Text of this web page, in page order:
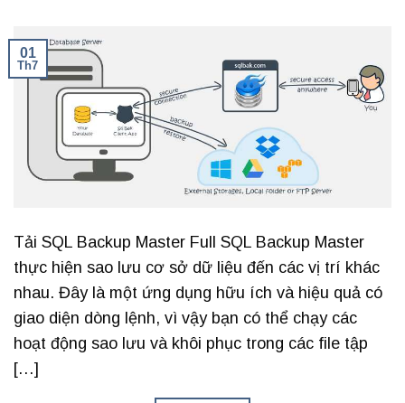
01
Th7
Tải SQL Backup Master Full SQL Backup Master
thực hiện sao lưu cơ sở dữ liệu đến các vị trí khác
nhau. Đây là một ứng dụng hữu ích và hiệu quả có
giao diện dòng lệnh, vì vậy bạn có thể chạy các
hoạt động sao lưu và khôi phục trong các file tập
[…]